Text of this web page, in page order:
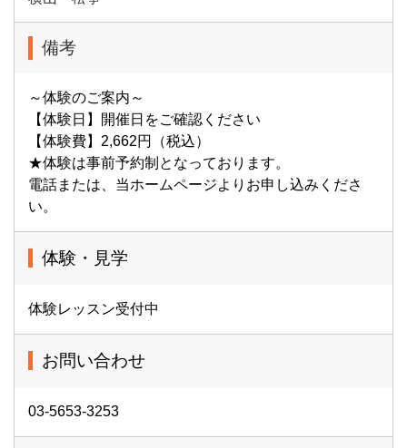
備考
～体験のご案内～
【体験日】開催日をご確認ください
【体験費】2,662円（税込）
★体験は事前予約制となっております。
電話または、当ホームページよりお申し込みくださ
い。
体験・見学
体験レッスン受付中
お問い合わせ
03-5653-3253